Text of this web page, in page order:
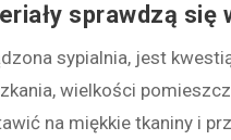
sprawdzą się
sypialnia, jest
wielkości
na miękkie tkaniny i